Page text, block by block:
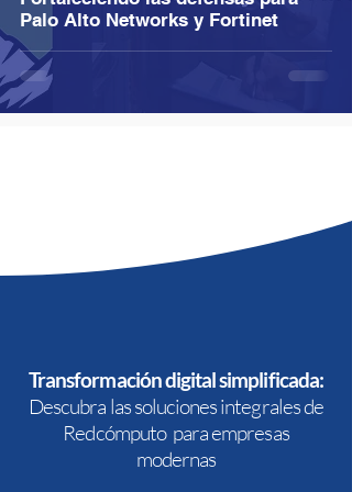
Palo Alto Networks y Fortinet
Transformación digital simplificada:
Descubra las soluciones integrales de
Redcómputo para empresas
modernas